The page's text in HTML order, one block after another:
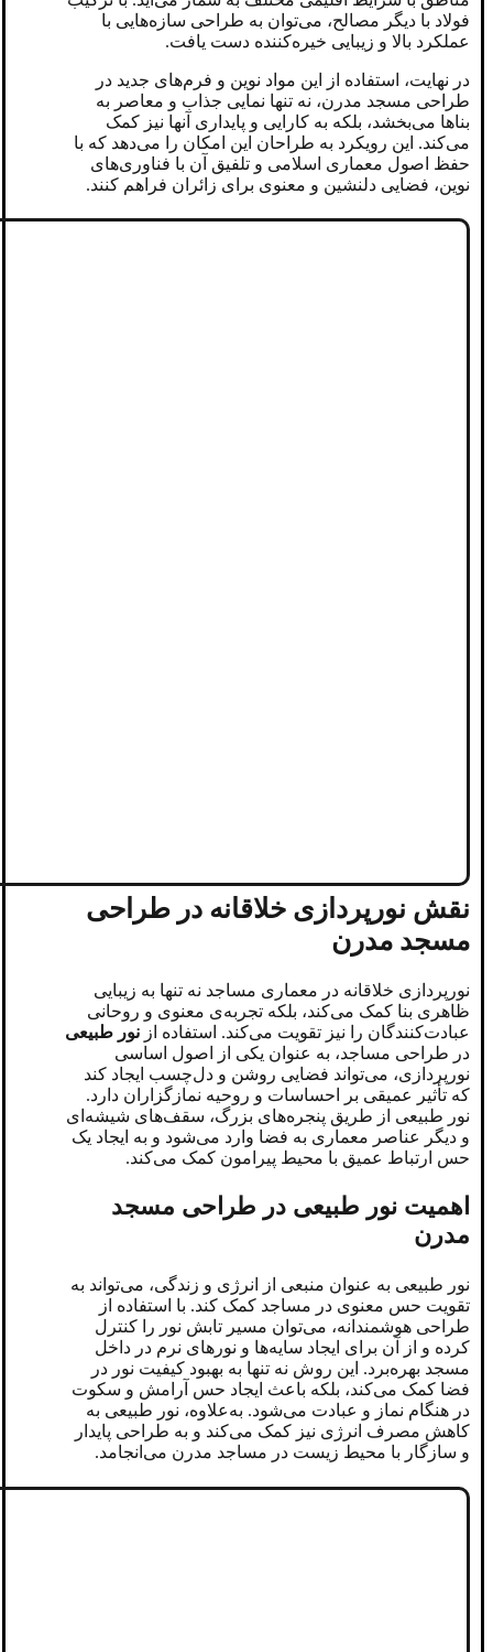
فولاد با دیگر مصالح، می‌توان به طراحی سازه‌هایی با
عملکرد بالا و زیبایی خیره‌کننده دست یافت.
در نهایت، استفاده از این مواد نوین و فرم‌های جدید در
طراحی مسجد مدرن، نه تنها نمایی جذاب و معاصر به
بناها می‌بخشد، بلکه به کارایی و پایداری آنها نیز کمک
می‌کند. این رویکرد به طراحان این امکان را می‌دهد که با
حفظ اصول معماری اسلامی و تلفیق آن با فناوری‌های
نوین، فضایی دلنشین و معنوی برای زائران فراهم کنند.
نقش نورپردازی خلاقانه در طراحی
مسجد مدرن
نورپردازی خلاقانه در معماری مساجد نه تنها به زیبایی
ظاهری بنا کمک می‌کند، بلکه تجربه‌ی معنوی و روحانی
عبادت‌کنندگان را نیز تقویت می‌کند. استفاده از نور طبیعی
در طراحی مساجد، به عنوان یکی از اصول اساسی
نورپردازی، می‌تواند فضایی روشن و دل‌چسب ایجاد کند
که تأثیر عمیقی بر احساسات و روحیه نمازگزاران دارد.
نور طبیعی از طریق پنجره‌های بزرگ، سقف‌های شیشه‌ای
و دیگر عناصر معماری به فضا وارد می‌شود و به ایجاد یک
حس ارتباط عمیق با محیط پیرامون کمک می‌کند.
اهمیت نور طبیعی در طراحی مسجد
مدرن
نور طبیعی به عنوان منبعی از انرژی و زندگی، می‌تواند به
تقویت حس معنوی در مساجد کمک کند. با استفاده از
طراحی هوشمندانه، می‌توان مسیر تابش نور را کنترل
کرده و از آن برای ایجاد سایه‌ها و نورهای نرم در داخل
مسجد بهره‌برد. این روش نه تنها به بهبود کیفیت نور در
فضا کمک می‌کند، بلکه باعث ایجاد حس آرامش و سکوت
در هنگام نماز و عبادت می‌شود. به‌علاوه، نور طبیعی به
کاهش مصرف انرژی نیز کمک می‌کند و به طراحی پایدار
و سازگار با محیط زیست در مساجد مدرن می‌انجامد.